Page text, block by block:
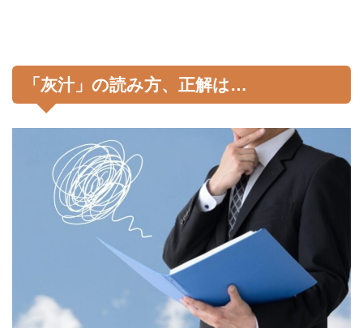
「灰汁」の読み方、正解は…